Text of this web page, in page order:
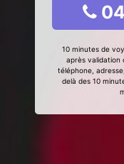
10 minutes de
après validation
téléphone,
delà des 10